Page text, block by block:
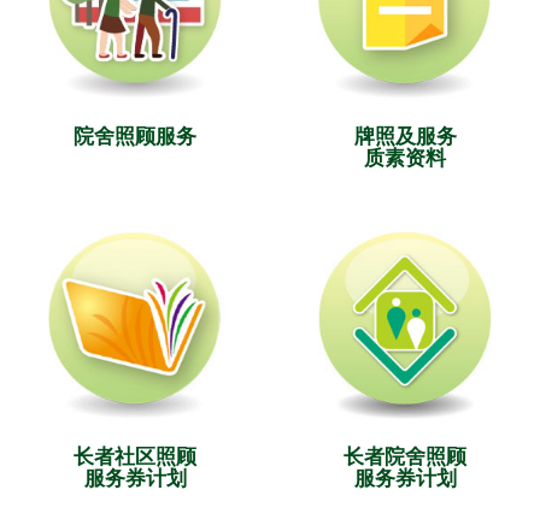
院舍照顾服务
牌照及服务
质素资料
长者社区照顾
服务券计划
长者院舍照顾
服务券计划